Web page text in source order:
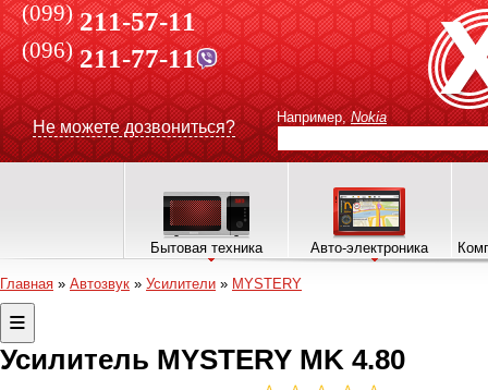
(099) 211-57-11
(096)211-77-11
Не можете дозвониться?
Например, Nokia
Бытовая техника Авто-электроника
Главная » Автозвук » Усилители » MYSTERY
Усилитель MYSTERY MK 4.80